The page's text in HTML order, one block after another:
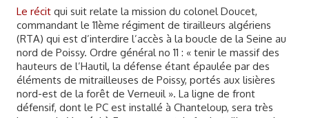
Le récit qui suit relate la mission du colonel Doucet,
commandant le 11ème régiment de tirailleurs algériens
(RTA) qui est d’interdire l’accès à la boucle de la Seine au
nord de Poissy. Ordre général no 11 : « tenir le massif des
hauteurs de l’Hautil, la défense étant épaulée par des
éléments de mitrailleuses de Poissy, portés aux lisières
nord-est de la forêt de Verneuil ». La ligne de front
défensif, dont le PC est installé à Chanteloup, sera très